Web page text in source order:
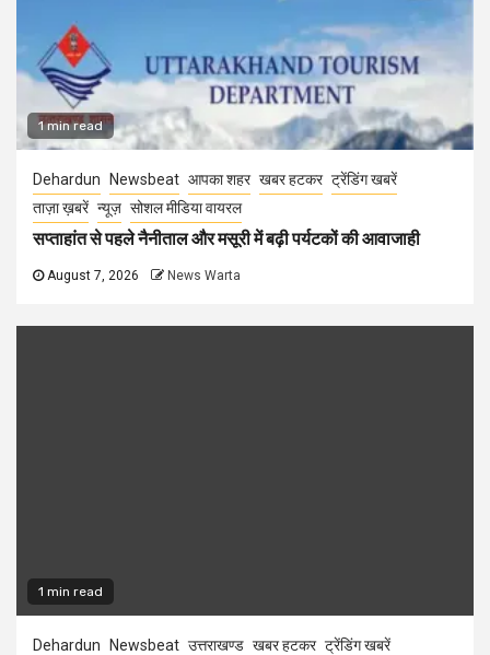
1 min read
Dehardun Newsbeat आपका शहर खबर हटकर ट्रेंडिंग खबरें
ताज़ा ख़बरें न्यूज़ सोशल मीडिया वायरल
सप्ताहांत से पहले नैनीताल और मसूरी में बढ़ी पर्यटकों की आवाजाही
August 7, 2026 News Warta
1 min read
Dehardun Newsbeat उत्तराखण्ड खबर हटकर ट्रेंडिंग खबरें